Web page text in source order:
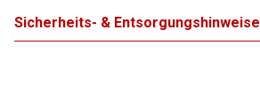
Sicherheits- & Entsorgungshinweise